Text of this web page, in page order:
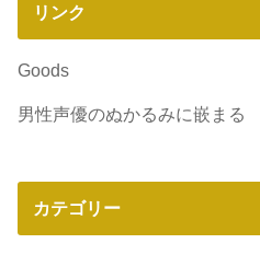
リンク
Goods
男性声優のぬかるみに嵌まる
カテゴリー